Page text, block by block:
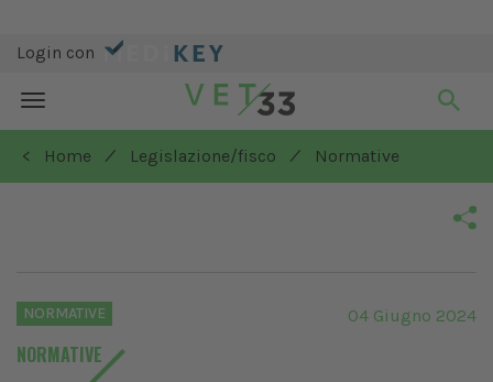
Login con
Toggle
navigation
< Home
/ Legislazione/fisco / Normative
NORMATIVE
NORMATIVE
04 Giugno 2024